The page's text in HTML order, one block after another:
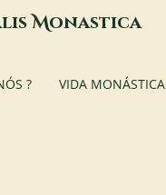
Monastica
? VIDA MONÁSTICA